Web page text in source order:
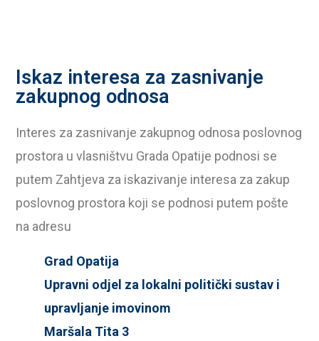
Iskaz interesa za zasnivanje
zakupnog odnosa
Interes za zasnivanje zakupnog odnosa poslovnog
prostora u vlasništvu Grada Opatije podnosi se
putem Zahtjeva za iskazivanje interesa za zakup
poslovnog prostora koji se podnosi putem pošte
na adresu
Grad Opatija
Upravni odjel za lokalni politički sustav i
upravljanje imovinom
Maršala Tita 3